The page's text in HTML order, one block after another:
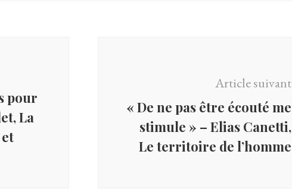
pour
La
Article suivant
« De ne pas être écouté me
stimule » – Elias Canetti,
Le territoire de l’homme